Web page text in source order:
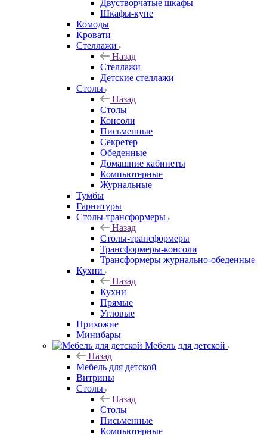
Двустворчатые шкафы
Шкафы-купе
Комоды
Кровати
Стеллажи
Назад
Стеллажи
Детские стеллажи
Столы
Назад
Столы
Консоли
Письменные
Секретер
Обеденные
Домашние кабинеты
Компьютерные
Журнальные
Тумбы
Гарнитуры
Столы-трансформеры
Назад
Столы-трансформеры
Трансформеры-консоли
Трансформеры журнально-обеденные
Кухни
Назад
Кухни
Прямые
Угловые
Прихожие
Минибары
Мебель для детской
Назад
Мебель для детской
Витрины
Столы
Назад
Столы
Письменные
Компьютерные